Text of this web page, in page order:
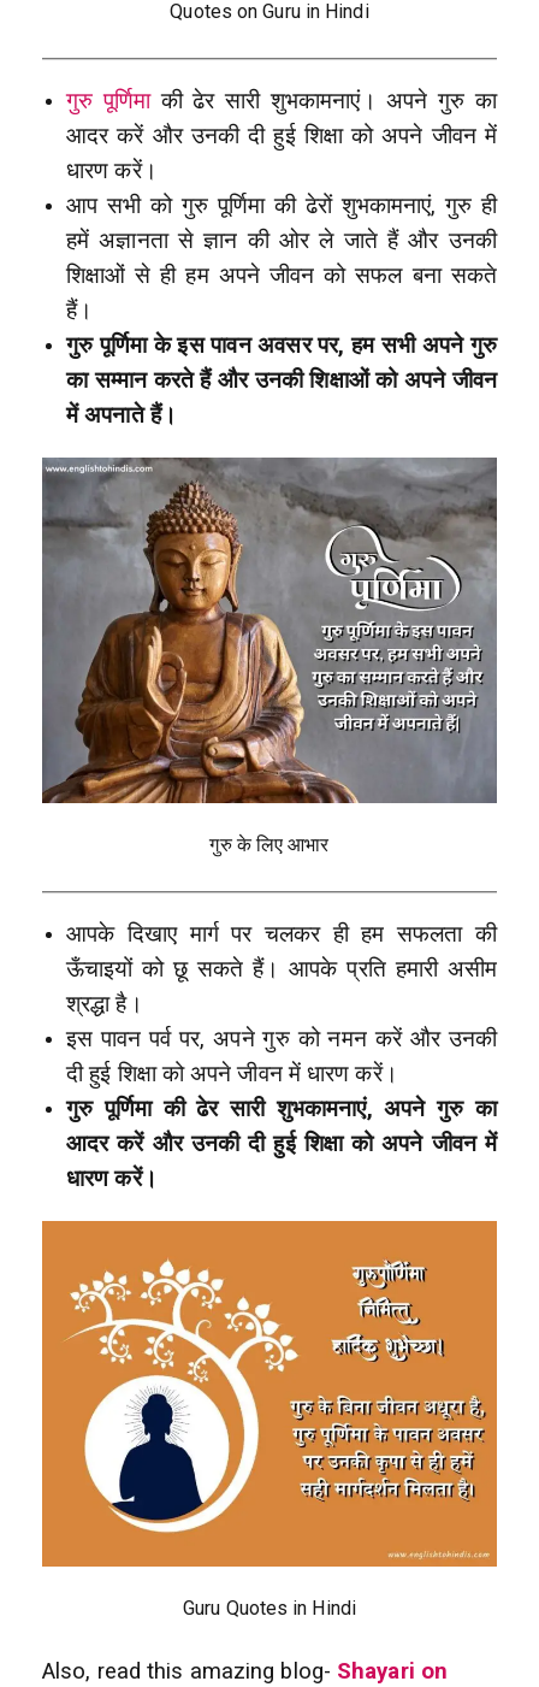
Quotes on Guru in Hindi
गुरु पूर्णिमाकी ढेर सारी शुभकामनाएं। अपने गुरु का
आदर करें और उनकी दी हुई शिक्षा को अपने जीवन में
धारण करें।
आप सभी को गुरु पूर्णिमा की ढेरों शुभकामनाएं, गुरु ही
हमें अज्ञानता से ज्ञान की ओर ले जाते हैं और उनकी
शिक्षाओं से ही हम अपने जीवन को सफल बना सकते
हैं।
गुरु पूर्णिमा के इस पावन अवसर पर, हम सभी अपने गुरु
का सम्मान करते हैं और उनकी शिक्षाओं को अपने जीवन
में अपनाते हैं।
गुरु के लिए आभार
आपके दिखाए मार्ग पर चलकर ही हम सफलता की
ऊँचाइयों को छू सकते हैं। आपके प्रति हमारी असीम
श्रद्धा है।
इस पावन पर्व पर, अपने गुरु को नमन करें और उनकी
दी हुई शिक्षा को अपने जीवन में धारण करें।
गुरु पूर्णिमा की ढेर सारी शुभकामनाएं, अपने गुरु का
आदर करें और उनकी दी हुई शिक्षा को अपने जीवन में
धारण करें।
Guru Quotes in Hindi
Also, read this amazing blog- Shayari on